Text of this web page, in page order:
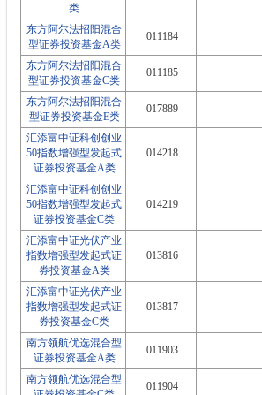
类
东方阿尔法招阳混合
型证券投资基金A类
011184
东方阿尔法招阳混合
型证券投资基金C类
011185
东方阿尔法招阳混合
型证券投资基金E类
017889
汇添富中证科创创业
50指数增强型发起式
证券投资基金A类
014218
汇添富中证科创创业
50指数增强型发起式
证券投资基金C类
014219
汇添富中证光伏产业
指数增强型发起式证
券投资基金A类
013816
汇添富中证光伏产业
指数增强型发起式证
券投资基金C类
013817
南方领航优选混合型
证券投资基金A类
011903
南方领航优选混合型
011904